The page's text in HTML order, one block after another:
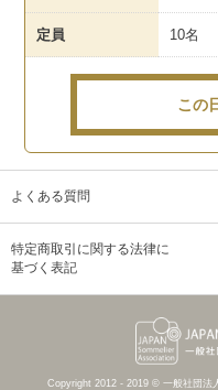
定員 10名
この
よくある質問
特定商取引に関する法律に
基づく表記
Copyright 2012 - 2019 © 一般社団法